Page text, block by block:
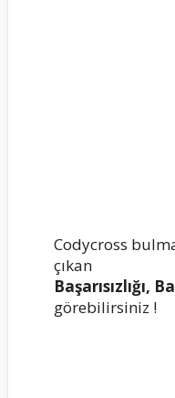
Codycross
çıkan
Başarısızlığı,
görebilirsiniz !